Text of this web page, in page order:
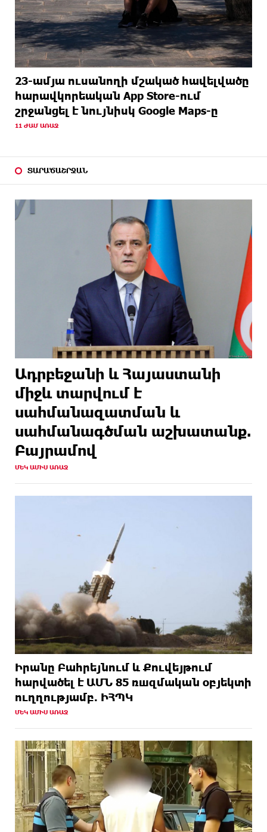
23-ամյա ուսանողի մշակած հավելվածը
հարավկորեական App Store-ում
շրջանցել է նույնիսկ Google Maps-ը
11 ԺԱՄ ԱՌԱՋ
ՏԱՐԱԾԱՇՐՋԱՆ
Ադրբեջանի և Հայաստանի
միջև տարվում է
սահմանազատման և
սահմանագծման աշխատանք.
Բայրամով
ՄԵԿ ԱՄԻՍ ԱՌԱՋ
Իրանը Բահրեյնում և Քուվեյթում
hարվածել է ԱՄՆ 85 ռшզմական օբյեկտի
ուղղությամբ. ԻՀՊԿ
ՄԵԿ ԱՄԻՍ ԱՌԱՋ